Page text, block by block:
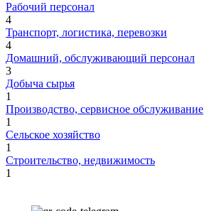
Рабочий персонал
4
Транспорт, логистика, перевозки
4
Домашний, обслуживающий персонал
3
Добыча сырья
1
Производство, сервисное обслуживание
1
Сельское хозяйство
1
Строительство, недвижимость
1